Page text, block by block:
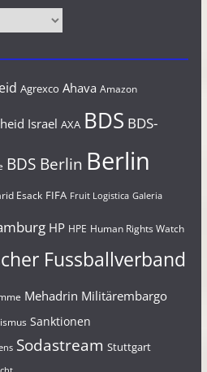
Agrexco Ahava Amazon
Israel AXA BDS BDS-
BDS Berlin Berlin
Esack FIFA Fruit Logistica Galeria
HP HPE Human Rights Watch
Fussballverband
Mehadrin Militärembargo
Sanktionen
Sodastream Stuttgart